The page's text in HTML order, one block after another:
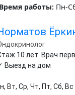
Время работы: Пн-
10 лет. Врач
Выезд на дом
Вт, Ср, Чт, Пт, Сб,